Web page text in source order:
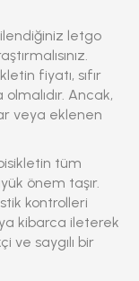
letgo
fiyatı, sıfır
Ancak,
veya eklenen
tüm
önem taşır.
kontrolleri
kibarca ileterek
ve saygılı bir